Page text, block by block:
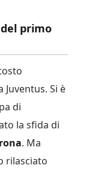
primo
Si è
di
la sfida di
. Ma
rilasciato